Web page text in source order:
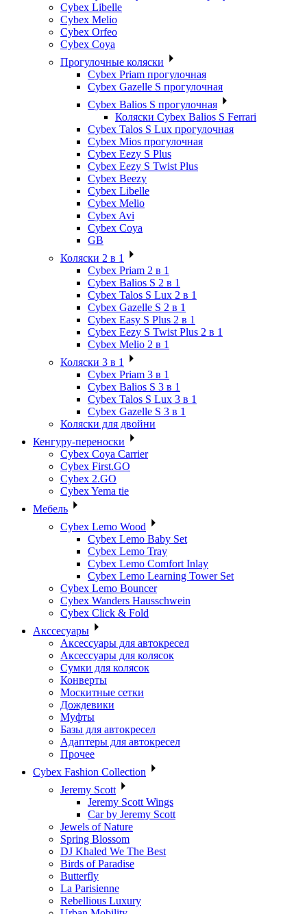
Cybex Libelle
Cybex Melio
Cybex Orfeo
Cybex Coya
Прогулочные коляски
Cybex Priam прогулочная
Cybex Gazelle S прогулочная
Cybex Balios S прогулочная
Коляски Cybex Balios S Ferrari
Cybex Talos S Lux прогулочная
Cybex Mios прогулочная
Cybex Eezy S Plus
Cybex Eezy S Twist Plus
Cybex Beezy
Cybex Libelle
Cybex Melio
Cybex Avi
Cybex Coya
GB
Коляски 2 в 1
Cybex Priam 2 в 1
Cybex Balios S 2 в 1
Cybex Talos S Lux 2 в 1
Cybex Gazelle S 2 в 1
Cybex Easy S Plus 2 в 1
Cybex Eezy S Twist Plus 2 в 1
Cybex Melio 2 в 1
Коляски 3 в 1
Cybex Priam 3 в 1
Cybex Balios S 3 в 1
Cybex Talos S Lux 3 в 1
Cybex Gazelle S 3 в 1
Коляски для двойни
Кенгуру-переноски
Cybex Coya Carrier
Cybex First.GO
Cybex 2.GO
Cybex Yema tie
Мебель
Cybex Lemo Wood
Cybex Lemo Baby Set
Cybex Lemo Tray
Cybex Lemo Comfort Inlay
Cybex Lemo Learning Tower Set
Cybex Lemo Bouncer
Cybex Wanders Hausschwein
Cybex Click & Fold
Акссесуары
Аксессуары для автокресел
Аксессуары для колясок
Сумки для колясок
Конверты
Москитные сетки
Дождевики
Муфты
Базы для автокресел
Адаптеры для автокресел
Прочее
Cybex Fashion Collection
Jeremy Scott
Jeremy Scott Wings
Car by Jeremy Scott
Jewels of Nature
Spring Blossom
DJ Khaled We The Best
Birds of Paradise
Butterfly
La Parisienne
Rebellious Luxury